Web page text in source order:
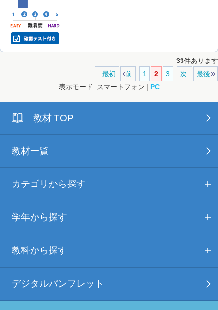
33件あります
最初
前 1 2 3 次
最後
表示モード: スマートフォン | PC
教材 TOP
教材一覧
カテゴリから探す
学年から探す
教科から探す
デジタルパンフレット